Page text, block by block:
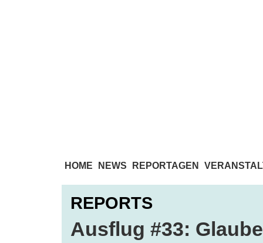
HOME NEWS REPORTAGEN
REPORTS
Ausflug #33: